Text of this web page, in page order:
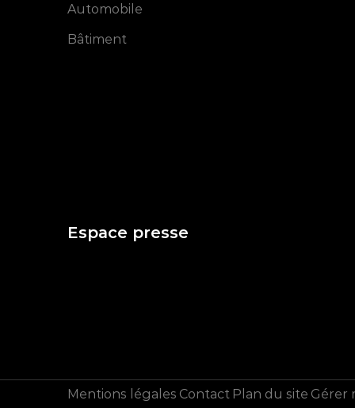
Automobile
Bâtiment
Espace presse
Mentions légales Contact Plan du site Gérer